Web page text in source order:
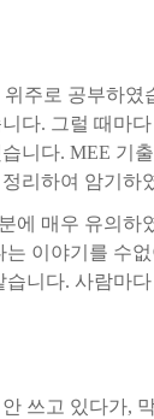
위주로 공부하였
다. 그럴 때마다
니다. MEE 기출
정리하여 암기하
에 매우 유의하
는 이야기를 수없
습니다. 사람마다
안 쓰고 있다가,